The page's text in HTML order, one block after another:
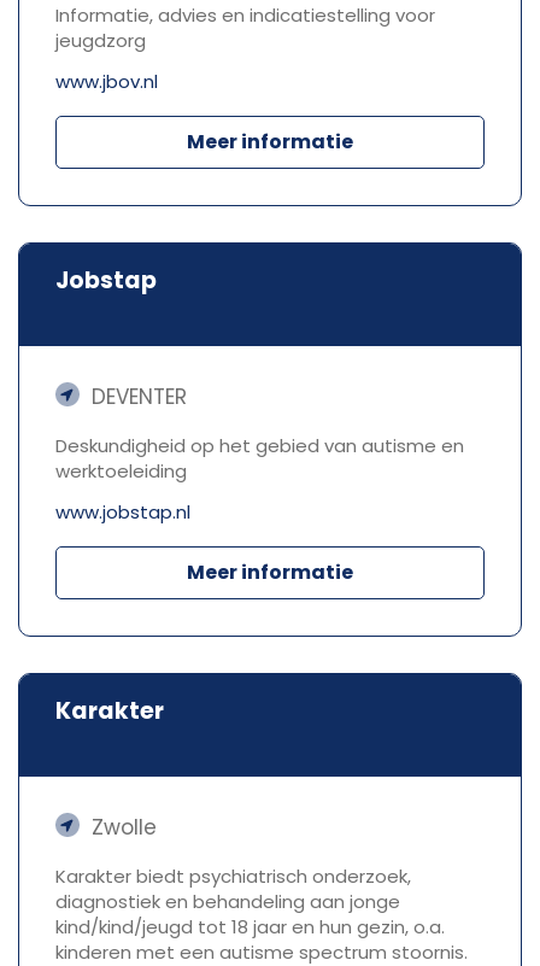
Informatie, advies en indicatiestelling voor
jeugdzorg
www.jbov.nl
Meer informatie
Jobstap
DEVENTER
Deskundigheid op het gebied van autisme en
werktoeleiding
www.jobstap.nl
Meer informatie
Karakter
Zwolle
Karakter biedt psychiatrisch onderzoek,
diagnostiek en behandeling aan jonge
kind/kind/jeugd tot 18 jaar en hun gezin, o.a.
kinderen met een autisme spectrum stoornis.